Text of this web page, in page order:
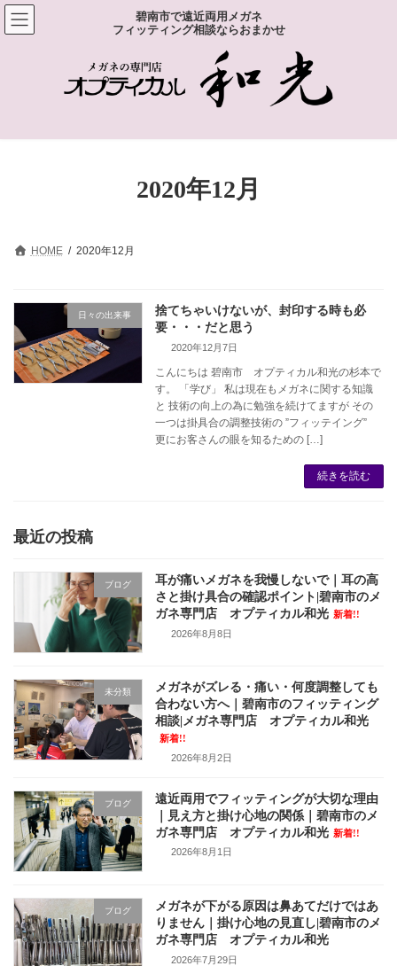
コ
ン
テ
ナ
ビ
ゲ
碧南市で遠近両用メガネ
フィッティング相談ならおまかせ
2020年12月
HOME 2020年12月
日々の出来事
捨てちゃいけないが、封印する時も必
要・・・だと思う
2020年12月7日
こんにちは 碧南市 オプティカル和光の杉本で
す。 「学び」 私は現在もメガネに関する知識
と 技術の向上の為に勉強を続けてますが その
一つは掛具合の調整技術の ”フィッテイング”
更にお客さんの眼を知るための […]
続きを読む
最近の投稿
ブログ
耳が痛いメガネを我慢しないで｜耳の高
さと掛け具合の確認ポイント|碧南市のメ
ガネ専門店 オプティカル和光 新着!!
2026年8月8日
未分類
メガネがズレる・痛い・何度調整しても
合わない方へ｜碧南市のフィッティング
相談|メガネ専門店 オプティカル和光
新着!!
2026年8月2日
ブログ
遠近両用でフィッティングが大切な理由
｜見え方と掛け心地の関係｜碧南市のメ
ガネ専門店 オプティカル和光 新着!!
2026年8月1日
ブログ
メガネが下がる原因は鼻あてだけではあ
りません｜掛け心地の見直し|碧南市のメ
ガネ専門店 オプティカル和光
2026年7月29日